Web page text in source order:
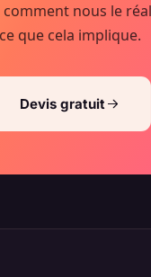
nous le
ce que cela implique.
Devis gratuit